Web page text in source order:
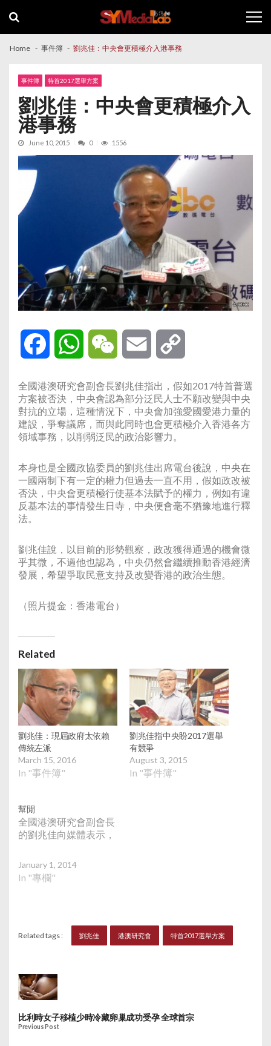
navigation
content
Home 事件簿 劉兆佳：中央會更積極介入港事務
事件簿 特首2017選舉方案
劉兆佳：中央會更積極介入
港事務
June 10, 2015 0 1556
Facebook WhatsAppWeChat Email
全國港澳研究會副會長劉兆佳指出，假如2017特首普選
方案被否決，中央會認為部分泛民人士不願改變與中央
對抗的立場，這種情況下，中央會加強愛國愛港力量的
建設，爭奪議席，而與此同時也會更積極介入香港各方
領域事務，以削弱泛民的政治影響力。
本身也是全國政協委員的劉兆佳出席電台後說，中央在
一國兩制下有一定的權力但過去一直不用，假如政改被
否決，中央會更積極行使基本法賦予的權力，例如有違
反基本法的事情發生日寺，中央便會毫不猶豫地進行釋
法。
劉兆佳說，以目前的形勢觀察，政改獲得通過的機會微
乎其微，不過他也認為，中央仍然會繼續推動香港經濟
發展，希望爭取民意支持及改變香港的政治生態。
（照片提金：香港電台）
Related
劉兆佳：現屆政府太依賴
傳統左派
March 15, 2016
In "事件簿"
劉兆佳指中央盼2017選舉
有競爭
August 3, 2015
In "事件簿"
幫閒
全國港澳研究會副會長
的劉兆佳向媒體表示，
January 1, 2014
In "專欄"
Related tags : 劉兆佳 港澳研究會 特首2017選舉方案
比利時女子移植少時冷藏卵巢成功受孕 全球首宗
Previous Post